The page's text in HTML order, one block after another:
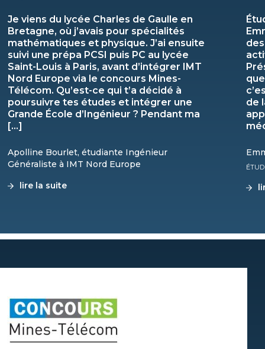
Je viens du lycée Charles de Gaulle en
Bretagne, où j’avais pour spécialités
mathématiques et physique. J’ai ensuite
suivi une prépa PCSI puis PC au lycée
Saint-Louis à Paris, avant d’intégrer IMT
Nord Europe via le concours Mines-
Télécom. Qu’est-ce qui t’a décidé à
poursuivre tes études et intégrer une
Grande École d’Ingénieur ? Pendant ma
[…]
Apolline Bourlet, étudiante Ingénieur
Généraliste à IMT Nord Europe
lire la suite
de